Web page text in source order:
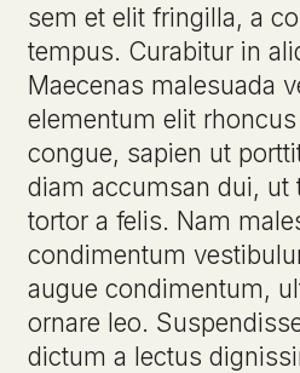
sem et elit fringilla, a
tempus. Curabitur in
Maecenas malesuada
elementum elit
congue, sapien ut
diam accumsan dui, ut
tortor a felis. Nam
condimentum
augue condimentum,
ornare leo.
dictum a lectus